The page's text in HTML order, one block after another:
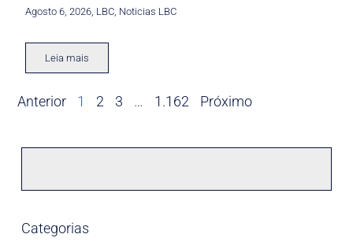
Agosto 6, 2026 LBC Noticias LBC
Leia mais
Anterior 1 2 3 … 1.162 Próximo
Categorias